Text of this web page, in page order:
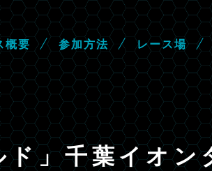
概要 参加方法 レース場
」千葉イオン